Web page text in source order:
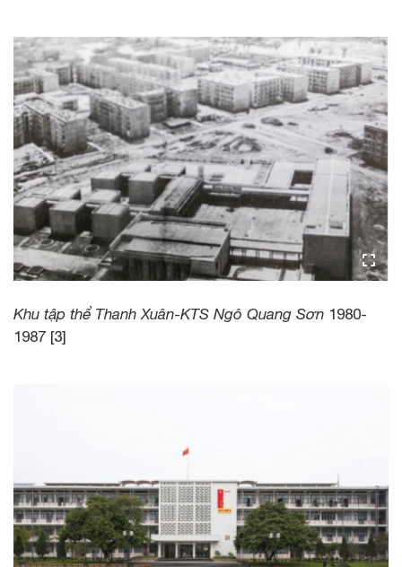
Khu tập thể Thanh Xuân-KTS Ngô Quang Sơn 1980-
1987 [3]